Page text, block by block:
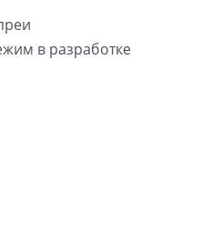
в разработке